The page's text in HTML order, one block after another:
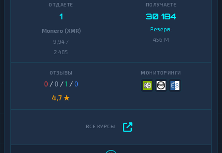
1
Monero (XMR)
9,94 /
2 485
30 184
Резерв:
456 M
0 / 0 /1 /0
4,7 ★